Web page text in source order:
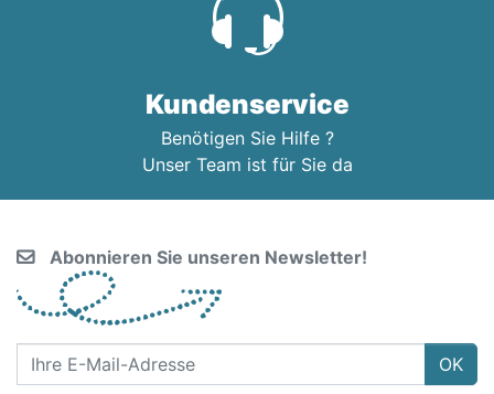
Kundenservice
Benötigen Sie Hilfe ?
Unser Team ist für Sie da
Abonnieren Sie unseren Newsletter!
OK